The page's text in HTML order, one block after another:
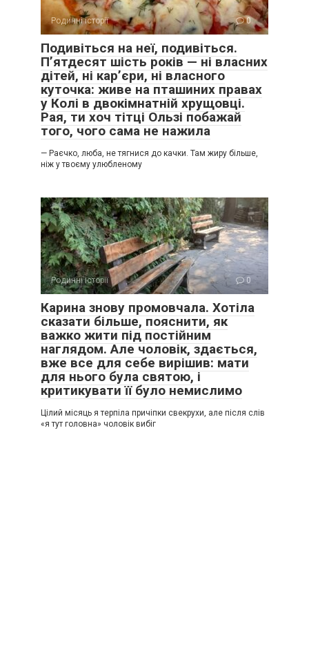
Родинні історії 0
Подивіться на неї, подивіться.
П’ятдесят шість років — ні власних
дітей, ні кар’єри, ні власного
куточка: живе на пташиних правах
у Колі в двокімнатній хрущовці.
Рая, ти хоч тітці Ользі побажай
того, чого сама не нажила
— Раєчко, люба, не тягнися до качки. Там жиру більше,
ніж у твоєму улюбленому
Родинні історії 0
Карина знову промовчала. Хотіла
сказати більше, пояснити, як
важко жити під постійним
наглядом. Але чоловік, здається,
вже все для себе вирішив: мати
для нього була святою, і
критикувати її було немислимо
Цілий місяць я терпіла причіпки свекрухи, але після слів
«я тут головна» чоловік вибіг